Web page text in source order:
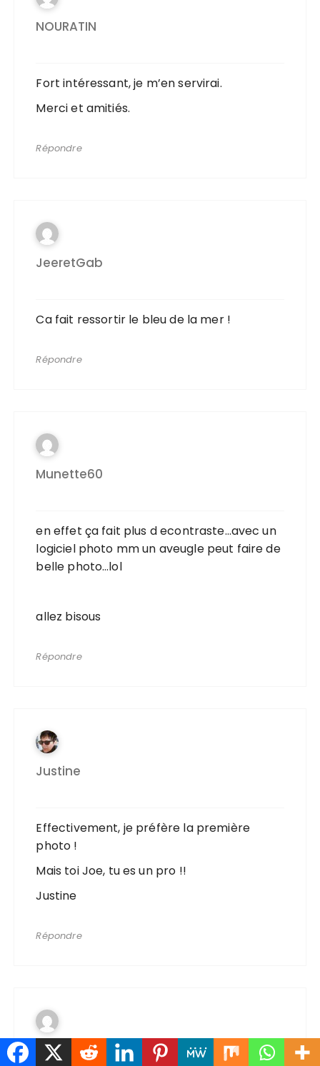
NOURATIN
Fort intéressant, je m’en servirai.
Merci et amitiés.
Répondre
JeeretGab
Ca fait ressortir le bleu de la mer !
Répondre
Munette60
en effet ça fait plus d econtraste…avec un
logiciel photo mm un aveugle peut faire de
belle photo…lol
allez bisous
Répondre
Justine
Effectivement, je préfère la première
photo !
Mais toi Joe, tu es un pro !!
Justine
Répondre
Christina